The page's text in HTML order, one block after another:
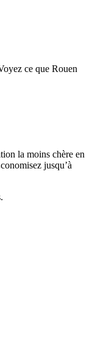
ce que Rouen
la moins chère en
jusqu’à